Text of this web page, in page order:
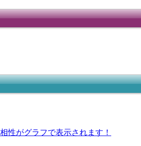
性がグラフで表示されます！